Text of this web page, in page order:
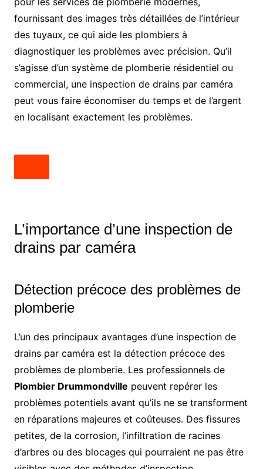
fournissant des images très détaillées de l’intérieur
des tuyaux, ce qui aide les plombiers à
diagnostiquer les problèmes avec précision. Qu’il
s’agisse d’un système de plomberie résidentiel ou
commercial, une inspection de drains par caméra
peut vous faire économiser du temps et de l’argent
en localisant exactement les problèmes.
L’importance d’une inspection de
drains par caméra
Détection précoce des problèmes de
plomberie
L’un des principaux avantages d’une inspection de
drains par caméra est la détection précoce des
problèmes de plomberie. Les professionnels de
Plombier Drummondville peuvent repérer les
problèmes potentiels avant qu’ils ne se transforment
en réparations majeures et coûteuses. Des fissures
petites, de la corrosion, l’infiltration de racines
d’arbres ou des blocages qui pourraient ne pas être